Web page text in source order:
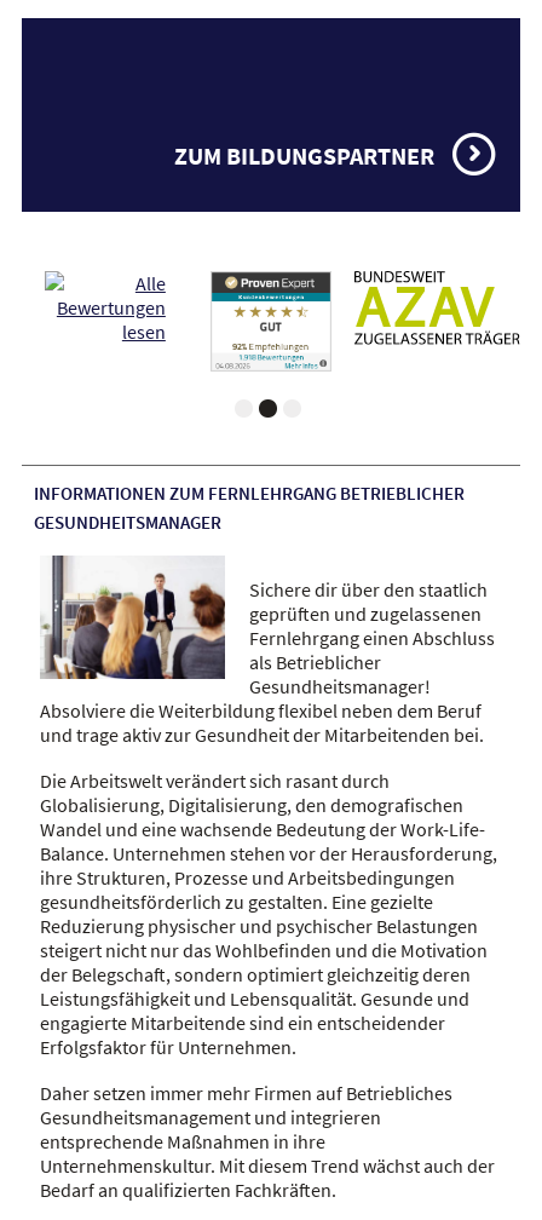
ZUM BILDUNGSPARTNER
INFORMATIONEN ZUM FERNLEHRGANG BETRIEBLICHER
GESUNDHEITSMANAGER
Sichere dir über den staatlich
geprüften und zugelassenen
Fernlehrgang einen Abschluss
als Betrieblicher
Gesundheitsmanager!
Absolviere die Weiterbildung flexibel neben dem Beruf
und trage aktiv zur Gesundheit der Mitarbeitenden bei.
Die Arbeitswelt verändert sich rasant durch
Globalisierung, Digitalisierung, den demografischen
Wandel und eine wachsende Bedeutung der Work-Life-
Balance. Unternehmen stehen vor der Herausforderung,
ihre Strukturen, Prozesse und Arbeitsbedingungen
gesundheitsförderlich zu gestalten. Eine gezielte
Reduzierung physischer und psychischer Belastungen
steigert nicht nur das Wohlbefinden und die Motivation
der Belegschaft, sondern optimiert gleichzeitig deren
Leistungsfähigkeit und Lebensqualität. Gesunde und
engagierte Mitarbeitende sind ein entscheidender
Erfolgsfaktor für Unternehmen.
Daher setzen immer mehr Firmen auf Betriebliches
Gesundheitsmanagement und integrieren
entsprechende Maßnahmen in ihre
Unternehmenskultur. Mit diesem Trend wächst auch der
Bedarf an qualifizierten Fachkräften.